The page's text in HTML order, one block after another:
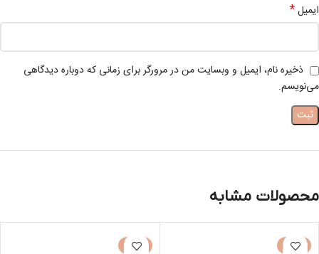
ایمیل*
ذخیره نام، ایمیل و وبسایت من در مرورگر برای زمانی که دوباره دیدگاهی
می‌نویسم.
محصولات مشابه
-50%
-30%